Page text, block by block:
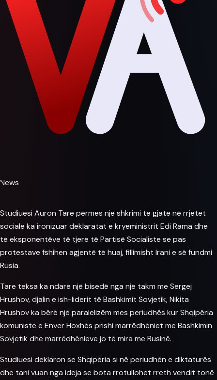
News
Studiuesi Auron Tare përmes një shkrimi të gjatë në rrjetet
sociale ka ironizuar deklaratat e kryeministrit Edi Rama dhe
të eksponentëve të tjerë të Partisë Socialiste se pas
protestave fshihen agjentë të huaj, fillimisht Irani e së fundmi
Rusia.
Tare teksa ka ndarë një bisedë nga një takm me Sergej
Hrushov, djalin e ish-liderit të Bashkimit Sovjetik, Nikita
Hrushov ka bërë një paralelizëm mes periudhës kur Shqipëria
komuniste e Enver Hoxhës prishi marrëdhëniet me Bashkimin
Sovjetik dhe marrëdhënieve jo të mira me Rusinë.
Studiuesi deklaron se Shqipëria si në periudhën e diktaturës
dhe tani vuan nga ideja se bota rrotullohet rreth vendit tonë